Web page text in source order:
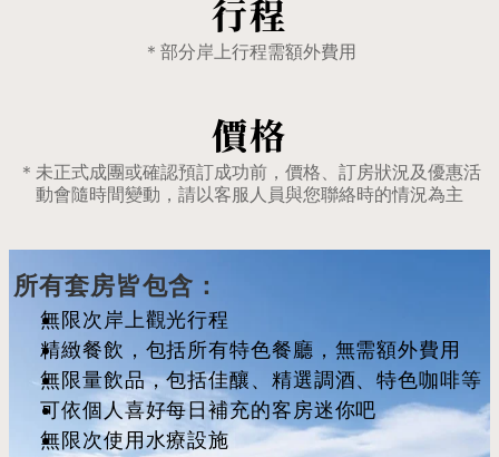
行程
＊部分岸上行程需額外費用
價格
＊未正式成團或確認預訂成功前，價格、訂房狀況及優惠活
動會隨時間變動，請以客服人員與您聯絡時的情況為主
所有套房皆包含：
無限次岸上觀光行程
精緻餐飲，包括所有特色餐廳，無需額外費用
無限量飲品，包括佳釀、精選調酒、特色咖啡等
可依個人喜好每日補充的客房迷你吧
無限次使用水療設施